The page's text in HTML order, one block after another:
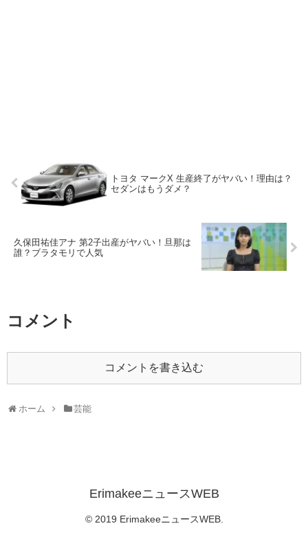
トヨタ マークX 生産終了がヤバい！理由は？
セダンはもうダメ？
久保田祐佳アナ 第2子出産がヤバい！旦那は
誰？ブラタモリで人気
コメント
コメントを書き込む
ホーム 芸能
ErimakeeニュースWEB
© 2019 ErimakeeニュースWEB.